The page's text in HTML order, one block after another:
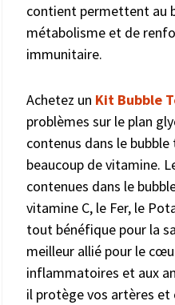
contient permettent au
métabolisme et de
immunitaire.
Achetez un Kit Bubble
problèmes sur le plan
contenus dans le
beaucoup de vitamine.
contenues dans le
vitamine C, le Fer, le
tout bénéfique pour la
meilleur allié pour le
inflammatoires et aux
il protège vos artères et